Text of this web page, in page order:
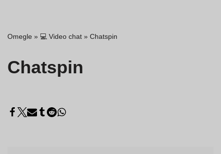
Omegle » 💻 Video chat » Chatspin
Chatspin